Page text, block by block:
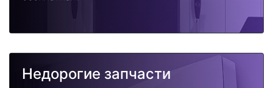
Недорогие запчасти